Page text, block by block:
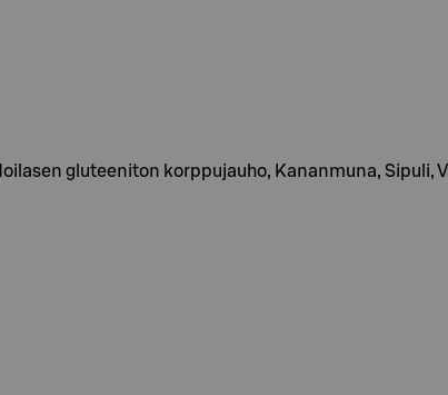
gluteeniton korppujauho, Kananmuna, Sipuli,